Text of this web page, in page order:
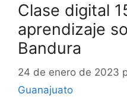
Clase digital
aprendizaje
Bandura
24 de enero de 2023
Guanajuato